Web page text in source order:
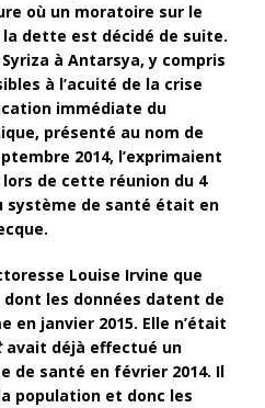
où un moratoire sur le
dette est décidé de suite.
à Antarsya, y compris
à l’acuité de la crise
immédiate du
présenté au nom de
2014, l’exprimaient
de cette réunion du 4
système de santé était en
Louise Irvine que
les données datent de
en janvier 2015. Elle n’était
avait déjà effectué un
de santé en février 2014. Il
population et donc les